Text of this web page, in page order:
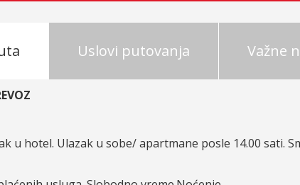
Uslovi putovanja Važne
u hotel. Ulazak u sobe/ apartmane posle 14.00 sati.